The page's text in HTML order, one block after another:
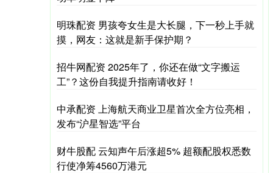
明珠配资 男孩夸女生是大长腿，下一秒上手就
摸，网友：这就是新手保护期？
招牛网配资 2025年了，你还在做“文字搬运
工”？这份自我提升指南请收好！
中承配资 上海航天商业卫星首次全方位亮相，
发布“沪星智选”平台
财牛股配 云知声午后涨超5% 超额配股权悉数
行使净筹4560万港元